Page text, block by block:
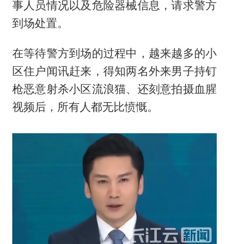
事人员情况以及危险器械信息，请求警方
到场处置。
在等待警方到场的过程中，越来越多的小
区住户闻讯赶来，得知两名外来男子持钉
枪恶意射杀小区流浪猫、还刻意拍摄血腥
视频后，所有人都无比愤慨。